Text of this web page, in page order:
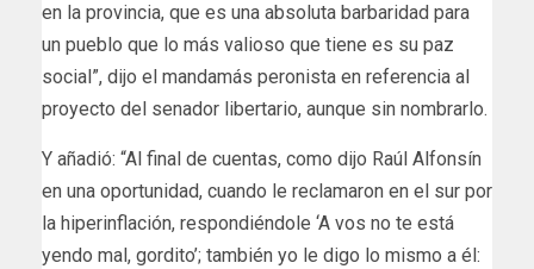
en la provincia, que es una absoluta barbaridad para
un pueblo que lo más valioso que tiene es su paz
social”, dijo el mandamás peronista en referencia al
proyecto del senador libertario, aunque sin nombrarlo.
Y añadió: “Al final de cuentas, como dijo Raúl Alfonsín
en una oportunidad, cuando le reclamaron en el sur por
la hiperinflación, respondiéndole ‘A vos no te está
yendo mal, gordito’; también yo le digo lo mismo a él: